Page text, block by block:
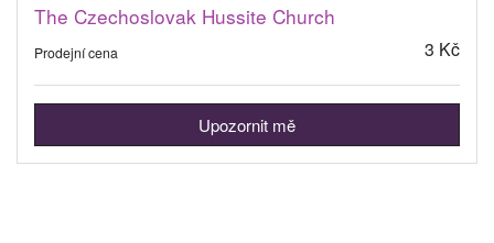
The Czechoslovak Hussite Church
Prodejní cena 3 Kč
Upozornit mě